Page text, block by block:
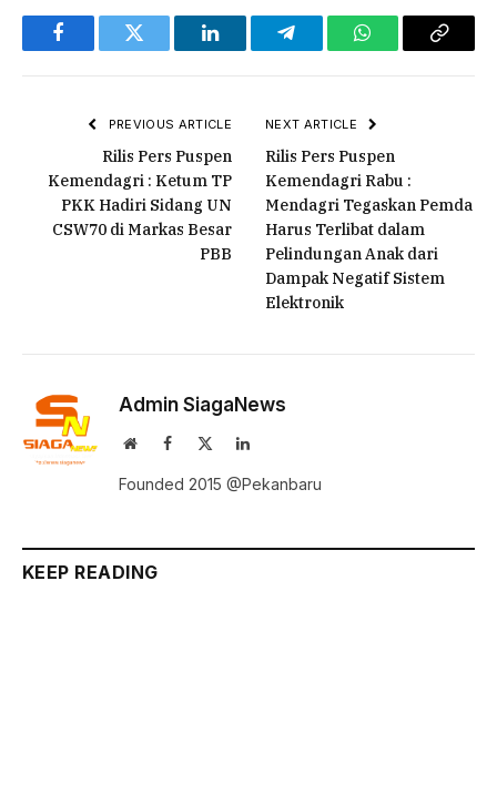
FacebookTwitter LinkedInTelegramWhatsAppCopy
PREVIOUS ARTICLE
Rilis Pers Puspen
Kemendagri : Ketum TP
PKK Hadiri Sidang UN
CSW70 di Markas Besar
PBB
NEXT ARTICLE
Rilis Pers Puspen
Kemendagri Rabu :
Mendagri Tegaskan Pemda
Harus Terlibat dalam
Pelindungan Anak dari
Dampak Negatif Sistem
Elektronik
Admin SiagaNews
WebsiteFacebook LinkedIn
Founded 2015 @Pekanbaru
KEEP READING